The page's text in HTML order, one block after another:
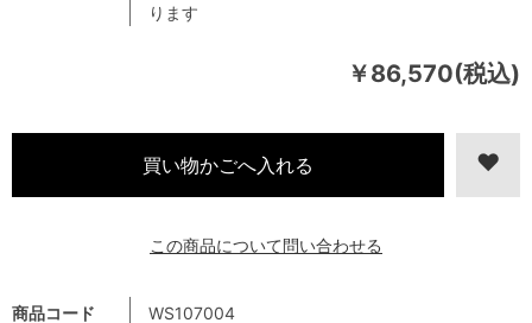
￥86,570(税込)
商品コード
WS107004
ります
この商品について問い合わせる